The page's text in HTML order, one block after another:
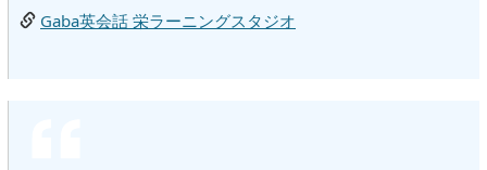
Gaba英会話 栄ラーニングスタジオ